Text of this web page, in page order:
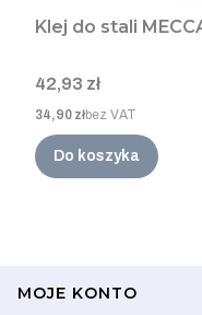
Klej do stali
Cena
42,93 zł
Cena
34,90 złbez VAT
Do koszyka
Linki w stopce
MOJE KONTO